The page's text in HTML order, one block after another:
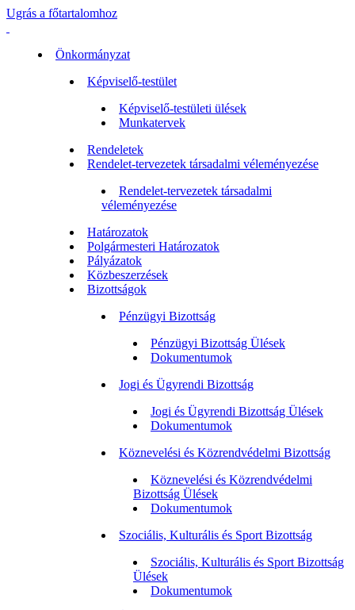
Ugrás a főtartalomhoz
Önkormányzat
Képviselő-testület
Képviselő-testületi ülések
Munkatervek
Rendeletek
Rendelet-tervezetek társadalmi véleményezése
Rendelet-tervezetek társadalmi
véleményezése
Határozatok
Polgármesteri Határozatok
Pályázatok
Közbeszerzések
Bizottságok
Pénzügyi Bizottság
Pénzügyi Bizottság Ülések
Dokumentumok
Jogi és Ügyrendi Bizottság
Jogi és Ügyrendi Bizottság Ülések
Dokumentumok
Köznevelési és Közrendvédelmi Bizottság
Köznevelési és Közrendvédelmi
Bizottság Ülések
Dokumentumok
Szociális, Kulturális és Sport Bizottság
Szociális, Kulturális és Sport Bizottság
Ülések
Dokumentumok